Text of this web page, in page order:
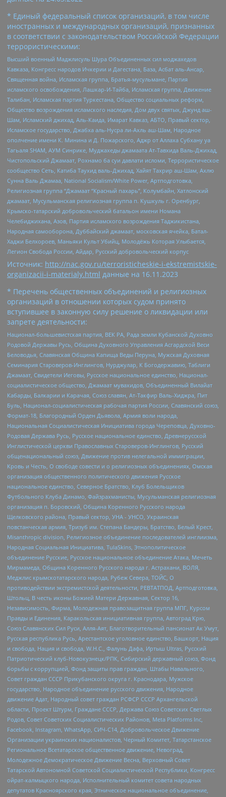
* Единый федеральный список организаций, в том числе
иностранных и международных организаций, признанных
в соответствии с законодательством Российской Федерации
террористическими:
Высший военный Маджлисуль Шура Объединенных сил моджахедов
Кавказа, Конгресс народов Ичкерии и Дагестана, База, Асбат аль-Ансар,
Священная война, Исламская группа, Братья-мусульмане, Партия
исламского освобождения, Лашкар-И-Тайба, Исламская группа, Движение
Талибан, Исламская партия Туркестана, Общество социальных реформ,
Общество возрождения исламского наследия, Дом двух святых, Джунд аш-
Шам, Исламский джихад, Аль-Каида, Имарат Кавказ, АБТО, Правый сектор,
Исламское государство, Джабха аль-Нусра ли-Ахль аш-Шам, Народное
ополчение имени К. Минина и Д. Пожарского, Аджр от Аллаха Субхану уа
Тагьаля SHAM, АУМ Синрике, Муджахеды джамаата Ат-Тавхида Валь-Джихад,
Чистопольский Джамаат, Рохнамо ба суи давлати исломи, Террористическое
сообщество Сеть, Катиба Таухид валь-Джихад, Хайят Тахрир аш-Шам, Ахлю
Сунна Валь Джамаа, National Socialism/White Power, Артподготовка,
Религиозная группа “Джамаат “Красный пахарь”, Колумбайн, Хатлонский
джамаат, Мусульманская религиозная группа п. Кушкуль г. Оренбург,
Крымско-татарский добровольческий батальон имени Номана
Челебиджихана, Азов, Партия исламского возрождения Таджикистана,
Народная самооборона, Дуббайский джамаат, московская ячейка, Батал-
Хаджи Белхороев, Маньяки Культ Убийц, Молодёжь Которая Улыбается,
Легион Свобода России, Айдар, Русский добровольческий корпус
Источник: http://nac.gov.ru/terroristicheskie-i-ekstremistskie-
organizacii-i-materialy.html данные на 16.11.2023
* Перечень общественных объединений и религиозных
организаций в отношении которых судом принято
вступившее в законную силу решение о ликвидации или
запрете деятельности:
Национал-большевистская партия, ВЕК РА, Рада земли Кубанской Духовно
Родовой Державы Русь, Община Духовного Управления Асгардской Веси
Беловодья, Славянская Община Капища Веды Перуна, Мужская Духовная
Семинария Староверов-Инглингов, Нурджулар, К Богодержавию, Таблиги
Джамаат, Свидетели Иеговы, Русское национальное единство, Национал-
социалистическое общество, Джамаат мувахидов, Объединенный Вилайат
Кабарды, Балкарии и Карачая, Союз славян, Ат-Такфир Валь-Хиджра, Пит
Буль, Национал-социалистическая рабочая партия России, Славянский союз,
Формат-18, Благородный Орден Дьявола, Армия воли народа,
Национальная Социалистическая Инициатива города Череповца, Духовно-
Родовая Держава Русь, Русское национальное единство, Древнерусской
Инглистической церкви Православных Староверов-Инглингов, Русский
общенациональный союз, Движение против нелегальной иммиграции,
Кровь и Честь, О свободе совести и о религиозных объединениях, Омская
организация общественного политического движения Русское
национальное единство, Северное Братство, Клуб Болельщиков
Футбольного Клуба Динамо, Файзрахманисты, Мусульманская религиозная
организация п. Боровский, Община Коренного Русского народа
Щелковского района, Правый сектор, УНА - УНСО, Украинская
повстанческая армия, Тризуб им. Степана Бандеры, Братство, Белый Крест,
Misanthropic division, Религиозное объединение последователей инглиизма,
Народная Социальная Инициатива, TulaSkins, Этнополитическое
объединение Русские, Русское национальное объединение Атака, Мечеть
Мирмамеда, Община Коренного Русского народа г. Астрахани, ВОЛЯ,
Меджлис крымскотатарского народа, Рубеж Севера, ТОЙС, О
противодействии экстремистской деятельности, РЕВТАТПОД, Артподготовка,
Штольц, В честь иконы Божией Матери Державная, Сектор 16,
Независимость, Фирма, Молодежная правозащитная группа МПГ, Курсом
Правды и Единения, Каракольская инициативная группа, Автоград Крю,
Союз Славянских Сил Руси, Алля-Аят, Благотворительный пансионат Ак Умут,
Русская республика Русь, Арестантское уголовное единство, Башкорт, Нация
и свобода, Нация и свобода, W.H.С., Фалунь Дафа, Иртыш Ultras, Русский
Патриотический клуб-Новокузнецк/РПК, Сибирский державный союз, Фонд
борьбы с коррупцией, Фонд защиты прав граждан, Штабы Навального,
Совет граждан СССР Прикубанского округа г. Краснодара, Мужское
государство, Народное объединение русского движения, Народное
движение Адат, Народный совет граждан РСФСР СССР Архангельской
области, Проект Штурм, Граждане СССР, Держава Союз Советских Светлых
Родов, Совет Советских Социалистических Районов, Meta Platforms Inc,
Facebook, Instagram, WhatsApp, СИЧ-С14, Добровольческое Движение
Организации украинских националистов, Черный Комитет, Татарстанское
Региональное Всетатарское общественное движение, Невоград,
Молодежное Демократическое Движение Весна, Верховный Совет
Татарской Автономной Советской Социалистической Республики, Конгресс
ойрат-калмыцкого народа, Исполнительный комитет совета народных
депутатов Красноярского края, Этническое национальное объединение,